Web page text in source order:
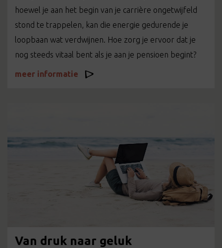
hoewel je aan het begin van je carrière ongetwijfeld
stond te trappelen, kan die energie gedurende je
loopbaan wat verdwijnen. Hoe zorg je ervoor dat je
nog steeds vitaal bent als je aan je pensioen begint?
meer informatie
Van druk naar geluk